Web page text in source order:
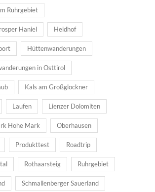
Ruhrgebiet
Haniel Heidhof
Hüttenwanderungen
in Osttirol
Kals am Großglockner
Laufen Lienzer Dolomiten
Hohe Mark Oberhausen
Produkttest Roadtrip
Rothaarsteig Ruhrgebiet
Schmallenberger Sauerland